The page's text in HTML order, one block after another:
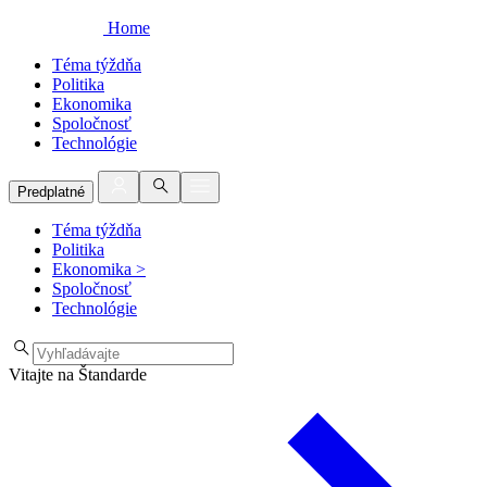
Home
Téma týždňa
Politika
Ekonomika
Spoločnosť
Technológie
Predplatné
Téma týždňa
Politika
Ekonomika >
Spoločnosť
Technológie
Vitajte na Štandarde